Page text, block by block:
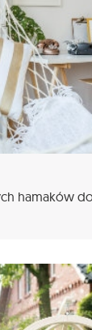
hamaków